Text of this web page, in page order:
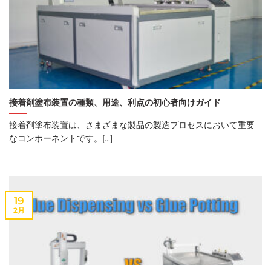
接着剤塗布装置の種類、用途、利点の初心者向けガイド
接着剤塗布装置は、さまざまな製品の製造プロセスにおいて重要
なコンポーネントです。[...]
19
2月